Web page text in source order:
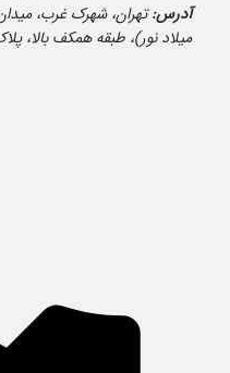
آدرس:تهران، شهرک غرب،
میلاد نور)، طبقه همکف بالا، پلاک ۴۷